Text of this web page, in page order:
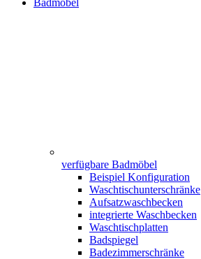
verfügbare Badmöbel
Beispiel Konfiguration
Waschtischunterschränke
Aufsatzwaschbecken
integrierte Waschbecken
Waschtischplatten
Badspiegel
Badezimmerschränke